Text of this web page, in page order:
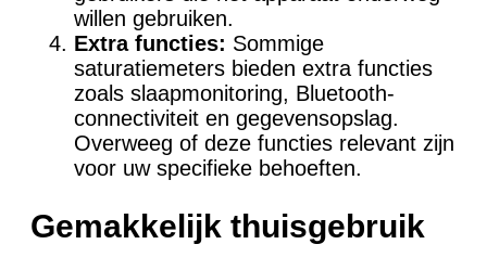
willen gebruiken.
Extra functies: Sommige
saturatiemeters bieden extra functies
zoals slaapmonitoring, Bluetooth-
connectiviteit en gegevensopslag.
Overweeg of deze functies relevant zijn
voor uw specifieke behoeften.
Gemakkelijk thuisgebruik